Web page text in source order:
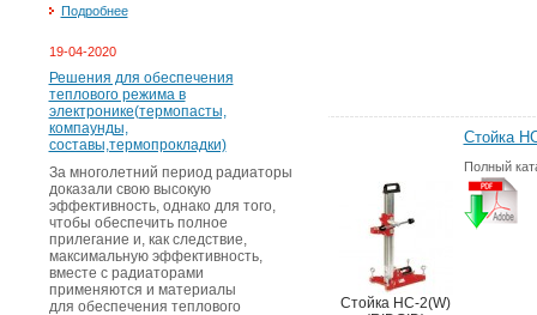
Подробнее
19-04-2020
Решения для обеспечения
теплового режима в
электронике(термопасты,
компаунды,
составы,термопрокладки)
За многолетний период радиаторы
доказали свою высокую
эффективность, однако для того,
чтобы обеспечить полное
прилегание и, как следствие,
максимальную эффективность,
вместе с радиаторами
применяются и материалы
для обеспечения теплового
Стойка HC-2(W)
Стойка
Полный